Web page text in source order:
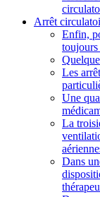
Arrêt
Enfin,
toujours
Les
Une
La
Dans